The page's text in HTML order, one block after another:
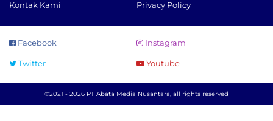
Kontak Kami Privacy Policy
Facebook Instagram
Twitter Youtube
©2021 - 2026 PT Abata Media Nusantara, all rights reserved